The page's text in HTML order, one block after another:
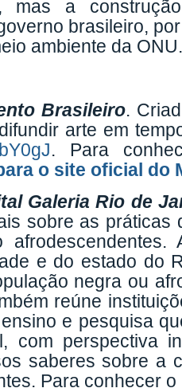
mas a
brasileiro,
ambiente da
Brasileiro.
arte em
. Para
o site oficial do
Galeria Rio de
sobre as
e do estado do
negra ou
reúne
e pesquisa
com perspectiva
saberes sobre a
Para conhecer